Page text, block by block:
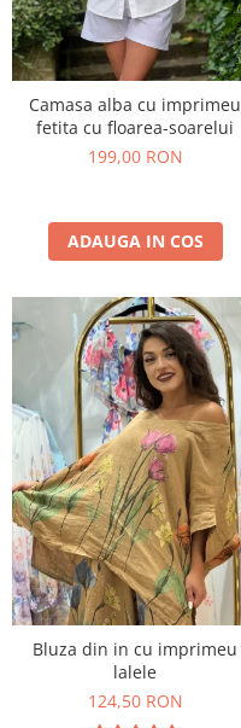
Camasa alba cu imprimeu
fetita cu floarea-soarelui
199,00 RON
ADAUGA IN COS
Bluza din in cu imprimeu
lalele
124,50 RON